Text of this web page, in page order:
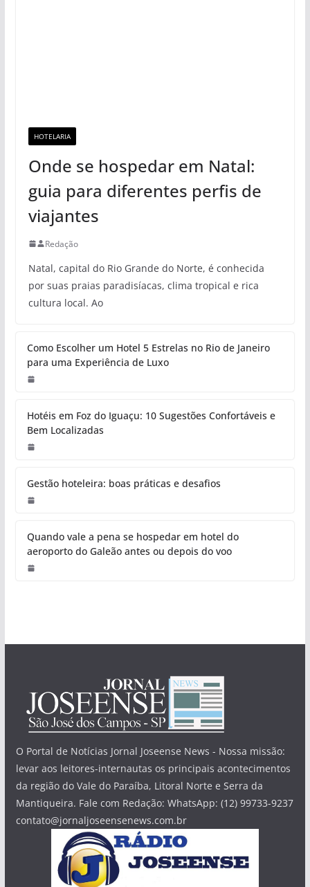
HOTELARIA
Onde se hospedar em Natal:
guia para diferentes perfis de
viajantes
Redação
Natal, capital do Rio Grande do Norte, é conhecida
por suas praias paradisíacas, clima tropical e rica
cultura local. Ao
Como Escolher um Hotel 5 Estrelas no Rio de Janeiro
para uma Experiência de Luxo
Hotéis em Foz do Iguaçu: 10 Sugestões Confortáveis e
Bem Localizadas
Gestão hoteleira: boas práticas e desafios
Quando vale a pena se hospedar em hotel do
aeroporto do Galeão antes ou depois do voo
O Portal de Notícias Jornal Joseense News - Nossa missão:
levar aos leitores-internautas os principais acontecimentos
da região do Vale do Paraíba, Litoral Norte e Serra da
Mantiqueira. Fale com Redação: WhatsApp: (12) 99733-9237
contato@jornaljoseensenews.com.br